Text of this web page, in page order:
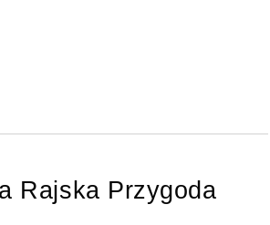
Rajska Przygoda